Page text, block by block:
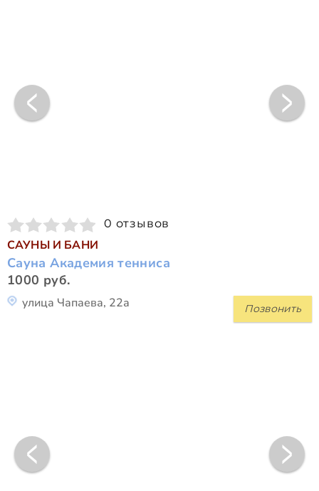
0 отзывов
САУНЫ И БАНИ
Сауна Академия тенниса
1000 руб.
Позвонить
улица Чапаева, 22а